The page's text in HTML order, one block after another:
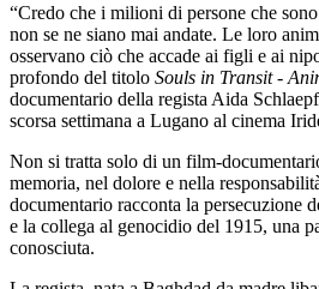
“Credo che i milioni di persone che
non se ne siano mai andate. Le loro
osservano ciò che accade ai figli e ai
profondo del titolo Souls in Transit -
documentario della regista Aida
scorsa settimana a Lugano al cinema
Non si tratta solo di un film-
memoria, nel dolore e nella
documentario racconta la persecuzione
e la collega al genocidio del 1915, una
conosciuta.